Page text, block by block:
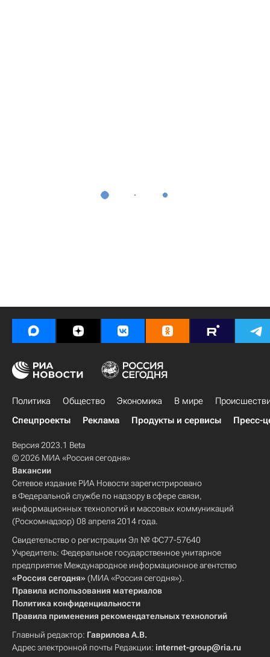
Политика Общество Экономика В мире
Спецпроекты
Реклама Продукты и сервисы Пресс-
Версия 2023.1 Beta
© 2026 МИА «Россия сегодня»
Вакансии
Сетевое издание РИА Новости зарегистрировано
в Федеральной службе по надзору в сфере связи,
информационных технологий и массовых коммуникаций
(Роскомнадзор) 08 апреля 2014 года.
Свидетельство о регистрации Эл № ФС77-57640
Учредитель: Федеральное государственное унитарное
предприятие Международное информационное агентство
«Россия сегодня» (МИА «Россия сегодня»).
Правила использования материалов
Политика конфиденциальности
Правила применения рекомендательных технологий
Главный редактор: Гаврилова А.В.
Адрес электронной почты Редакции: internet-group@ria.ru